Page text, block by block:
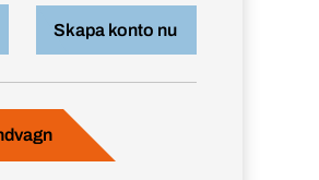
Skapa konto nu